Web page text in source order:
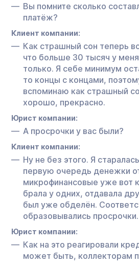
Вы помните сколько
платёж?
Клиент компании:
Как страшный сон теперь
что больше 30 тысяч у
только. Я себе минимум
то концы с концами,
вспоминаю как страшный
хорошо, прекрасно.
Юрист компании:
А просрочки у вас были?
Клиент компании:
Ну не без этого. Я
первую очередь денежки
микрофинансовые уже вот
брала у одних, отдавала
был уже обделён.
образовывались просрочки.
Юрист компании:
Как на это реагировали
может быть, коллекторам